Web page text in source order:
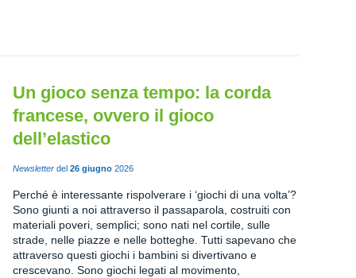
Un gioco senza tempo: la corda
francese, ovvero il gioco
dell’elastico
Newsletter del 26 giugno 2026
Perché è interessante rispolverare i ‘giochi di una volta’?
Sono giunti a noi attraverso il passaparola, costruiti con
materiali poveri, semplici; sono nati nel cortile, sulle
strade, nelle piazze e nelle botteghe. Tutti sapevano che
attraverso questi giochi i bambini si divertivano e
crescevano. Sono giochi legati al movimento,